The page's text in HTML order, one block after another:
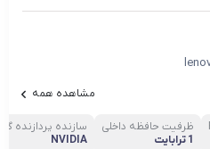
مشاهده همه
ظرفیت حافظه داخلی
1 ترابایت
سازنده پردازنده
NVIDIA